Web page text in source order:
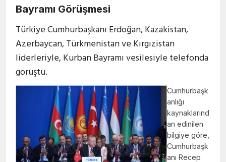
Bayramı Görüşmesi
Türkiye Cumhurbaşkanı Erdoğan, Kazakistan,
Azerbaycan, Türkmenistan ve Kırgızistan
liderleriyle, Kurban Bayramı vesilesiyle telefonda
görüştü.
Cumhurbaşk
anlığı
kaynaklarınd
an edinilen
bilgiye göre,
Cumhurbaşk
anı Recep